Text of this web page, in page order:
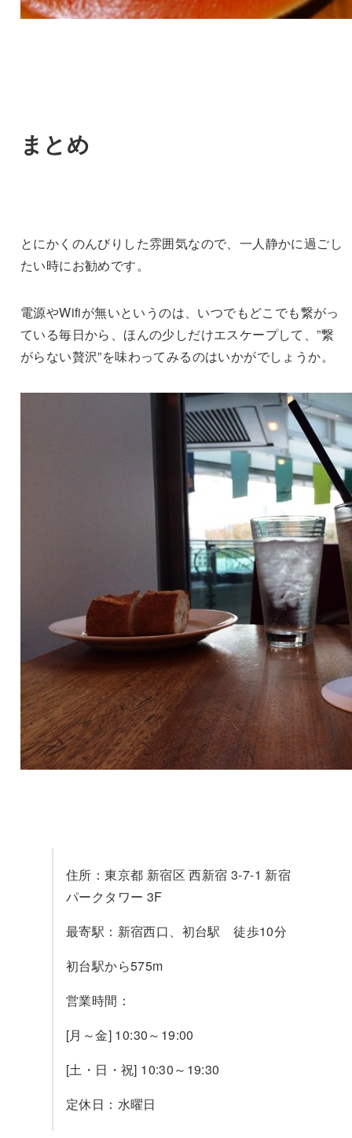
まとめ
とにかくのんびりした雰囲気なので、一人静かに過ごし
たい時にお勧めです。
電源やWifiが無いというのは、いつでもどこでも繋がっ
ている毎日から、ほんの少しだけエスケープして、”繋
がらない贅沢”を味わってみるのはいかがでしょうか。
住所：東京都 新宿区 西新宿 3-7-1 新宿
パークタワー 3F
最寄駅：新宿西口、初台駅 徒歩10分
初台駅から575m
営業時間：
[月～金] 10:30～19:00
[土・日・祝] 10:30～19:30
定休日：水曜日